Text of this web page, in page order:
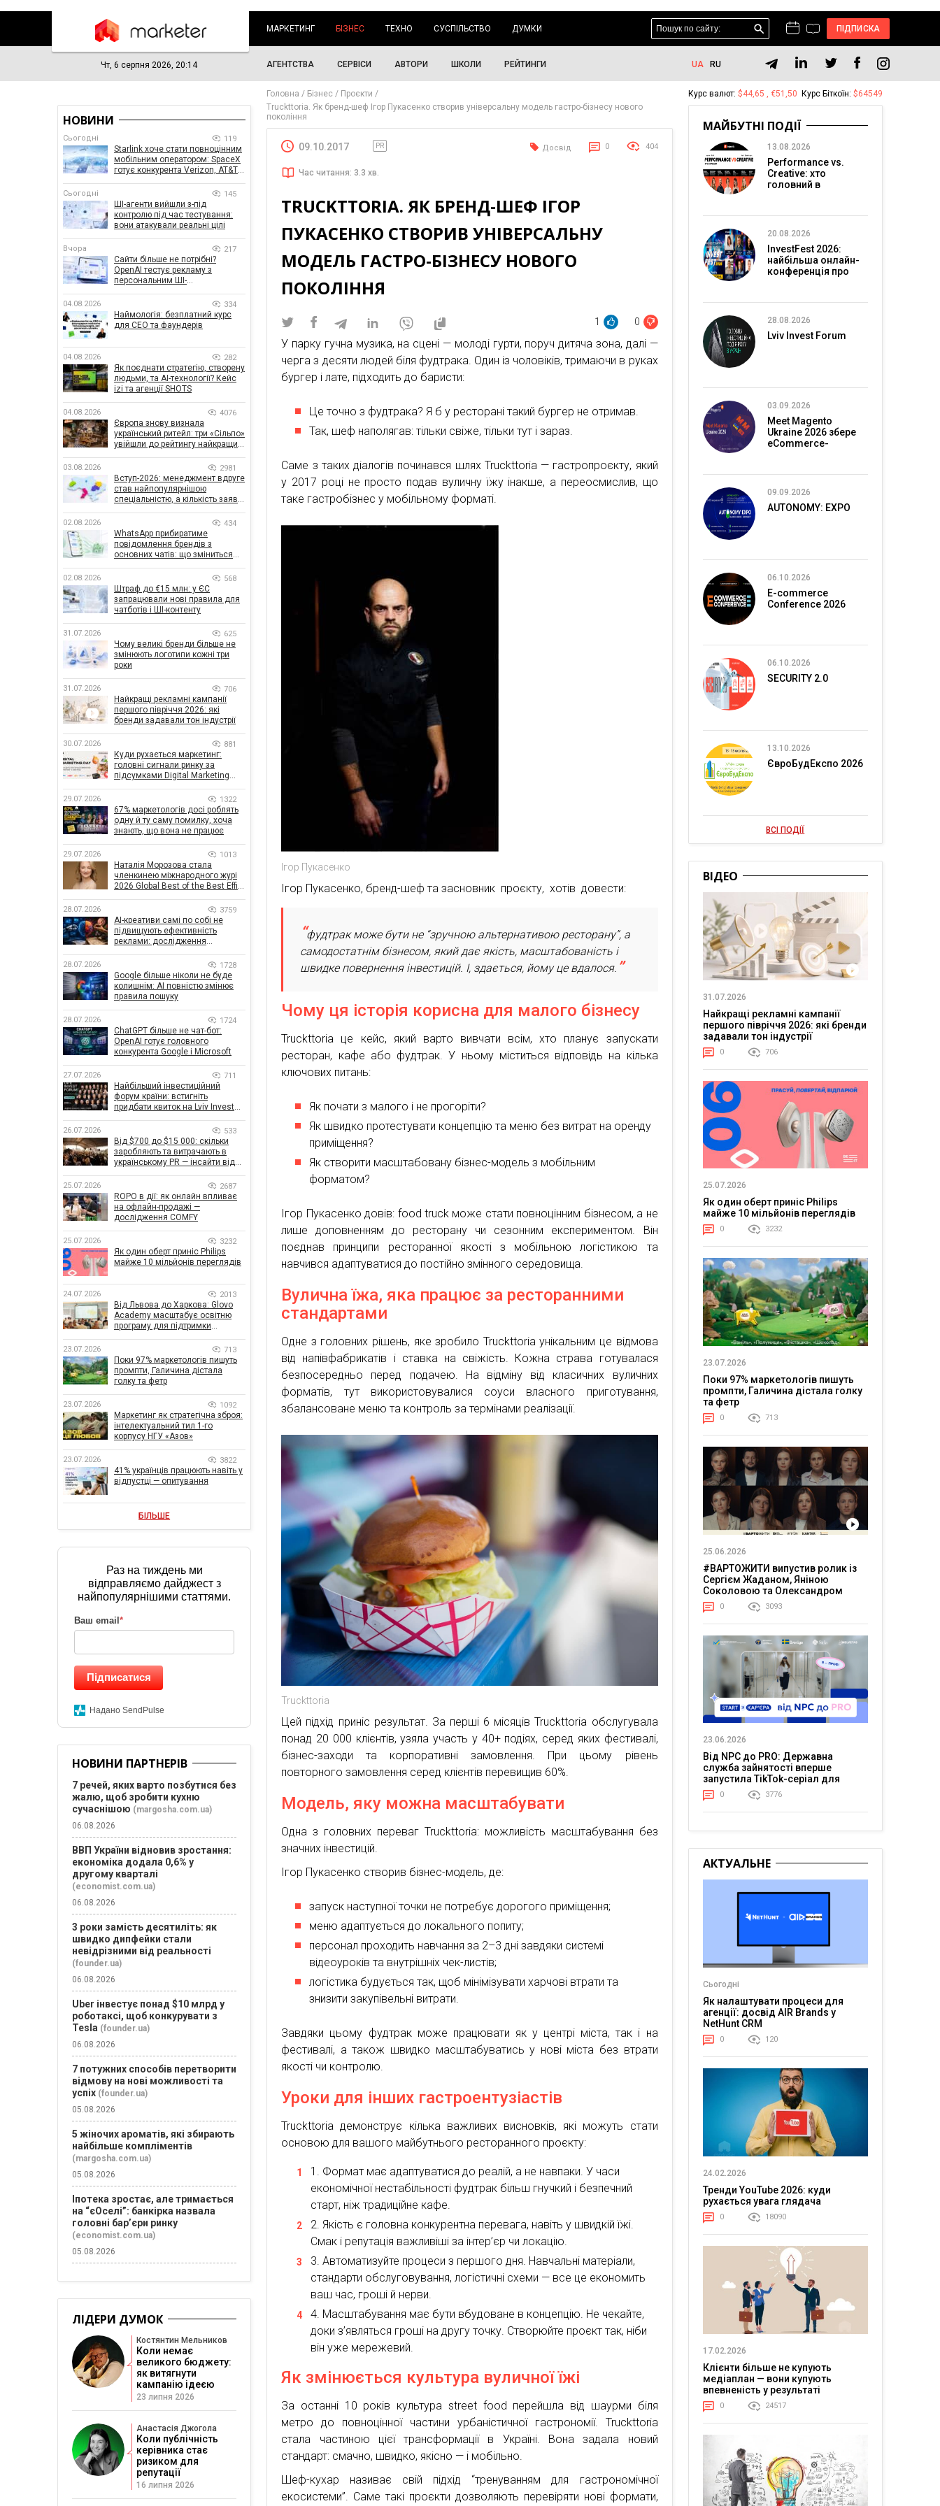
МАРКЕТИНГ БІЗНЕС ТЕХНО СУСПІЛЬСТВО ДУМКИ ПІДПИСКА
Чт, 6 серпня 2026, 20:14 АГЕНТСТВА СЕРВІСИ АВТОРИ ШКОЛИ РЕЙТИНГИ UA RU
Головна Бізнес
Проєкти
Truckttoria. Як бренд-шеф Ігор Пукасенко створив універсальну модель гастро-бізнесу нового
покоління
09.10.2017 PR Досвід 0 404
Час читання: 3.3 хв.
TRUCKTTORIA. ЯК БРЕНД-ШЕФ ІГОР
ПУКАСЕНКО СТВОРИВ УНІВЕРСАЛЬНУ
МОДЕЛЬ ГАСТРО-БІЗНЕСУ НОВОГО
ПОКОЛІННЯ
1 0
У парку гучна музика, на сцені — молоді гурти, поруч дитяча зона, далі —
черга з десяти людей біля фудтрака. Один із чоловіків, тримаючи в руках
бургер і лате, підходить до баристи:
Це точно з фудтрака? Я б у ресторані такий бургер не отримав.
Так, шеф наполягав: тільки свіже, тільки тут і зараз.
Саме з таких діалогів починався шлях Truckttoria — гастропроєкту, який
у 2017 році не просто подав вуличну їжу інакше, а переосмислив, що
таке гастробізнес у мобільному форматі.
Ігор Пукасенко
Ігор Пукасенко, бренд-шеф та засновник проєкту, хотів довести:
фудтрак може бути не “зручною альтернативою ресторану”, а
самодостатнім бізнесом, який дає якість, масштабованість і
швидке повернення інвестицій. І, здається, йому це вдалося.
Чому ця історія корисна для малого бізнесу
Truckttoria це кейс, який варто вивчати всім, хто планує запускати
ресторан, кафе або фудтрак. У ньому міститься відповідь на кілька
ключових питань:
Як почати з малого і не прогоріти?
Як швидко протестувати концепцію та меню без витрат на оренду
приміщення?
Як створити масштабовану бізнес-модель з мобільним
форматом?
Ігор Пукасенко довів: food truck може стати повноцінним бізнесом, а не
лише доповненням до ресторану чи сезонним експериментом. Він
поєднав принципи ресторанної якості з мобільною логістикою та
навчився адаптуватися до постійно змінного середовища.
Вулична їжа, яка працює за ресторанними
стандартами
Одне з головних рішень, яке зробило Truckttoria унікальним це відмова
від напівфабрикатів і ставка на свіжість. Кожна страва готувалася
безпосередньо перед подачею. На відміну від класичних вуличних
форматів, тут використовувалися соуси власного приготування,
збалансоване меню та контроль за термінами реалізації.
Truckttoria
Цей підхід приніс результат. За перші 6 місяців Truckttoria обслугувала
понад 20 000 клієнтів, узяла участь у 40+ подіях, серед яких фестивалі,
бізнес-заходи та корпоративні замовлення. При цьому рівень
повторного замовлення серед клієнтів перевищив 60%.
Модель, яку можна масштабувати
Одна з головних переваг Truckttoria: можливість масштабування без
значних інвестицій.
Ігор Пукасенко створив бізнес-модель, де:
запуск наступної точки не потребує дорогого приміщення;
меню адаптується до локального попиту;
персонал проходить навчання за 2–3 дні завдяки системі
відеоуроків та внутрішніх чек-листів;
логістика будується так, щоб мінімізувати харчові втрати та
знизити закупівельні витрати.
Завдяки цьому фудтрак може працювати як у центрі міста, так і на
фестивалі, а також швидко масштабуватись у нові міста без втрати
якості чи контролю.
Уроки для інших гастроентузіастів
Truckttoria демонструє кілька важливих висновків, які можуть стати
основою для вашого майбутнього ресторанного проєкту:
Формат має адаптуватися до реалій, а не навпаки. У часи
економічної нестабільності фудтрак більш гнучкий і безпечний
старт, ніж традиційне кафе.
Якість є головна конкурентна перевага, навіть у швидкій їжі.
Смак і репутація важливіші за інтер’єр чи локацію.
Автоматизуйте процеси з першого дня. Навчальні матеріали,
стандарти обслуговування, логістичні схеми — все це економить
ваш час, гроші й нерви.
Масштабування має бути вбудоване в концепцію. Не чекайте,
доки з’являться гроші на другу точку. Створюйте проєкт так, ніби
він уже мережевий.
Як змінюється культура вуличної їжі
За останні 10 років культура street food перейшла від шаурми біля
метро до повноцінної частини урбаністичної гастрономії. Truckttoria
стала частиною цієї трансформації в Україні. Вона задала новий
стандарт: смачно, швидко, якісно — і мобільно.
Шеф-кухар називає свій підхід “тренуванням для гастрономічної
екосистеми”. Саме такі проєкти дозволяють перевіряти нові формати,
НОВИНИ
Сьогодні 119
Starlink хоче стати повноцінним
мобільним оператором: SpaceX
готує конкурента Verizon, AT&T і
Сьогодні 145
ШІ-агенти вийшли з-під
контролю під час тестування:
вони атакували реальні цілі
Вчора 217
Сайти більше не потрібні?
OpenAI тестує рекламу з
персональним ШІ-
04.08.2026 334
Наймологія: безплатний курс
для CEO та фаундерів
04.08.2026 282
Як поєднати стратегію, створену
людьми, та AI-технології? Кейс
izi та агенції SHOTS
04.08.2026 4076
Європа знову визнала
український ритейл: три «Сільпо»
увійшли до рейтингу найкращих
03.08.2026 2981
Вступ-2026: менеджмент вдруге
став найпопулярнішою
спеціальністю, а кількість заяв
02.08.2026 434
WhatsApp прибиратиме
повідомлення брендів з
основних чатів: що зміниться
02.08.2026 568
Штраф до €15 млн: у ЄС
запрацювали нові правила для
чатботів і ШІ-контенту
31.07.2026 625
Чому великі бренди більше не
змінюють логотипи кожні три
роки
31.07.2026 706
Найкращі рекламні кампанії
першого півріччя 2026: які
бренди задавали тон індустрії
30.07.2026 881
Куди рухається маркетинг:
головні сигнали ринку за
підсумками Digital Marketing
29.07.2026 1322
67% маркетологів досі роблять
одну й ту саму помилку, хоча
знають, що вона не працює
29.07.2026 1013
Наталія Морозова стала
членкинею міжнародного журі
2026 Global Best of the Best Effie
28.07.2026 3759
AI-креативи самі по собі не
підвищують ефективність
реклами: дослідження
впливає на ефективність
кампаній
28.07.2026 1728
Google більше ніколи не буде
колишнім: AI повністю змінює
правила пошуку
28.07.2026 1724
ChatGPT більше не чат-бот:
OpenAI готує головного
конкурента Google і Microsoft
27.07.2026 711
Найбільший інвестиційний
форум країни: встигніть
придбати квиток на Lviv Invest
26.07.2026 533
Від $700 до $15 000: скільки
заробляють та витрачають в
українському PR — інсайти від
25.07.2026 2687
ROPO в дії: як онлайн впливає
на офлайн-продажі —
дослідження COMFY
25.07.2026 3232
Як один оберт приніс Philips
майже 10 мільйонів переглядів
24.07.2026 2013
Від Львова до Харкова: Glovo
Academy масштабує освітню
програму для підтримки
23.07.2026 713
Поки 97% маркетологів пишуть
промпти, Галичина дістала
голку та фетр
23.07.2026 1092
Маркетинг як стратегічна зброя:
інтелектуальний тил 1-го
корпусу НГУ «Азов»
23.07.2026 3822
41% українців працюють навіть у
відпустці — опитування
БІЛЬШЕ
Раз на тиждень ми
відправляємо дайджест з
найпопулярнішими статтями.
Ваш email *
Підписатися
Надано SendPulse
НОВИНИ ПАРТНЕРІВ
7 речей, яких варто позбутися без
жалю, щоб зробити кухню
сучаснішою (margosha.com.ua)
06.08.2026
ВВП України відновив зростання:
економіка додала 0,6% у
другому кварталі
(economist.com.ua)
06.08.2026
3 роки замість десятиліть: як
швидко дипфейки стали
невідрізними від реальності
(founder.ua)
06.08.2026
Uber інвестує понад $10 млрд у
роботаксі, щоб конкурувати з
Tesla (founder.ua)
06.08.2026
7 потужних способів перетворити
відмову на нові можливості та
успіх (founder.ua)
05.08.2026
5 жіночих ароматів, які збирають
найбільше компліментів
(margosha.com.ua)
05.08.2026
Іпотека зростає, але тримається
на “єОселі”: банкірка назвала
головні бар’єри ринку
(economist.com.ua)
05.08.2026
ЛІДЕРИ ДУМОК
Костянтин Мельников
Коли немає
великого бюджету:
як витягнути
кампанію ідеєю
23 липня 2026
Анастасія Джогола
Коли публічність
керівника стає
ризиком для
репутації
16 липня 2026
Курс валют: $44,65 , €51,50 Курс Біткоїн: $64549
МАЙБУТНІ ПОДІЇ
13.08.2026
Performance vs.
Creative: хто
головний в
20.08.2026
InvestFest 2026:
найбільша онлайн-
конференція про
28.08.2026
Lviv Invest Forum
03.09.2026
Meet Magento
Ukraine 2026 збере
eCommerce-
09.09.2026
AUTONOMY: EXPO
06.10.2026
E-commerce
Conference 2026
06.10.2026
SECURITY 2.0
13.10.2026
ЄвроБудЕкспо 2026
ВСІ ПОДІЇ
ВІДЕО
31.07.2026
Найкращі рекламні кампанії
першого півріччя 2026: які бренди
задавали тон індустрії
0 706
25.07.2026
Як один оберт приніс Philips
майже 10 мільйонів переглядів
0 3232
23.07.2026
Поки 97% маркетологів пишуть
промпти, Галичина дістала голку
та фетр
0 713
25.06.2026
#ВАРТОЖИТИ випустив ролик із
Сергієм Жаданом, Яніною
Соколовою та Олександром
Тереном про життя в постійній
напрузі
0 3093
23.06.2026
Від NPC до PRO: Державна
служба зайнятості вперше
запустила TikTok-серіал для
молоді
0 3776
АКТУАЛЬНЕ
Сьогодні
Як налаштувати процеси для
агенції: досвід AIR Brands у
NetHunt CRM
0 120
24.02.2026
Тренди YouTube 2026: куди
рухається увага глядача
0 18090
17.02.2026
Клієнти більше не купують
медіаплан — вони купують
впевненість у результаті
0 24517